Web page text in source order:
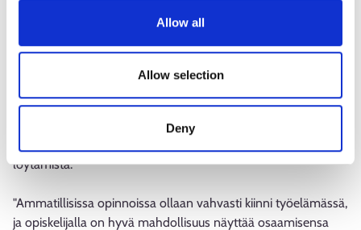
Allow all
Allow selection
Deny
Esimerkiksi aiemmista opinnoista voi hakea osaamisen
tunnustamista, erityisesti yhteisistä tutkinnon osista. Jos
hakijalla on jo kokemusta alalta, mutta koulutus puuttuu, voi
Toiselta alalta hankittu kokemus harvemmin suoraan
löytämistä.
"Ammatillisissa opinnoissa ollaan vahvasti kiinni työelämässä,
ja opiskelijalla on hyvä mahdollisuus näyttää osaamisensa